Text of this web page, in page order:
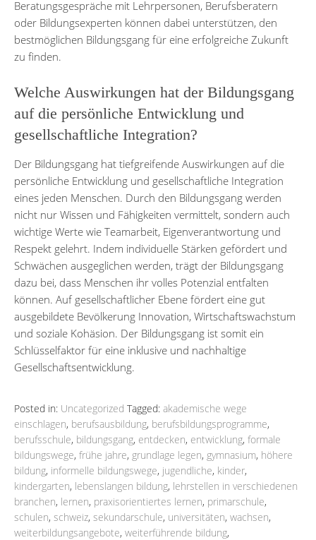
Beratungsgespräche mit Lehrpersonen, Berufsberatern
oder Bildungsexperten können dabei unterstützen, den
bestmöglichen Bildungsgang für eine erfolgreiche Zukunft
zu finden.
Welche Auswirkungen hat der Bildungsgang
auf die persönliche Entwicklung und
gesellschaftliche Integration?
Der Bildungsgang hat tiefgreifende Auswirkungen auf die
persönliche Entwicklung und gesellschaftliche Integration
eines jeden Menschen. Durch den Bildungsgang werden
nicht nur Wissen und Fähigkeiten vermittelt, sondern auch
wichtige Werte wie Teamarbeit, Eigenverantwortung und
Respekt gelehrt. Indem individuelle Stärken gefördert und
Schwächen ausgeglichen werden, trägt der Bildungsgang
dazu bei, dass Menschen ihr volles Potenzial entfalten
können. Auf gesellschaftlicher Ebene fördert eine gut
ausgebildete Bevölkerung Innovation, Wirtschaftswachstum
und soziale Kohäsion. Der Bildungsgang ist somit ein
Schlüsselfaktor für eine inklusive und nachhaltige
Gesellschaftsentwicklung.
Posted in: Uncategorized Tagged: akademische wege
einschlagen, berufsausbildung, berufsbildungsprogramme,
berufsschule, bildungsgang, entdecken, entwicklung, formale
bildungswege, frühe jahre, grundlage legen, gymnasium, höhere
bildung, informelle bildungswege, jugendliche, kinder,
kindergarten, lebenslangen bildung, lehrstellen in verschiedenen
branchen, lernen, praxisorientiertes lernen, primarschule,
schulen, schweiz, sekundarschule, universitäten, wachsen,
weiterbildungsangebote, weiterführende bildung,